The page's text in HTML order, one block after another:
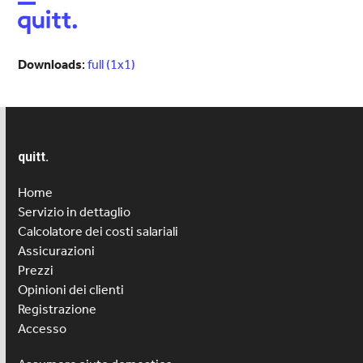
Open
mobile
menu
Close
mobile
menu
Downloads:full (1x1)
quitt.
Home
Servizio in dettaglio
Calcolatore dei costi salariali
Assicurazioni
Prezzi
Opinioni dei clienti
Registrazione
Accesso